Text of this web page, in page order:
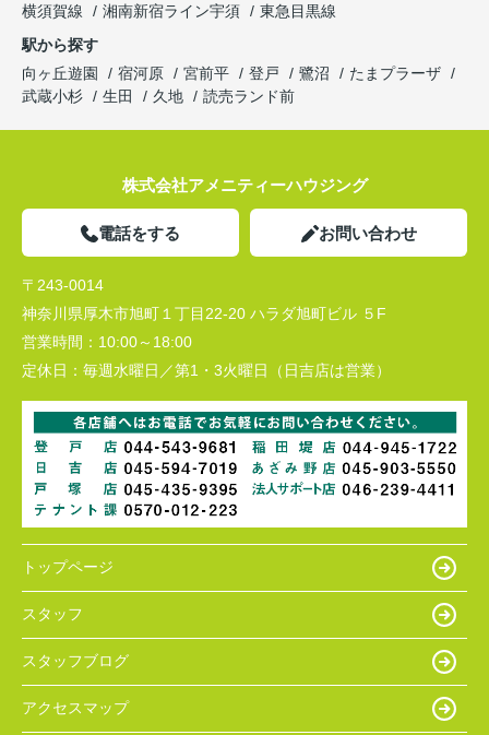
横須賀線
湘南新宿ライン宇須
東急目黒線
駅から探す
向ヶ丘遊園
宿河原 宮前平 登戸 鷺沼
たまプラーザ
武蔵小杉
生田 久地 読売ランド前
株式会社アメニティーハウジング
電話をする お問い合わせ
〒243-0014
神奈川県厚木市旭町１丁目22-20 ハラダ旭町ビル ５F
営業時間： 10:00～18:00
定休日： 毎週水曜日／第1・3火曜日（日吉店は営業）
トップページ
スタッフ
スタッフブログ
アクセスマップ